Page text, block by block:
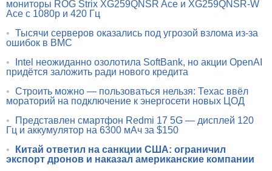
мониторы ROG Strix XG259QNSR Ace и XG259QNSR-W
Ace с 1080p и 420 Гц
• Тысячи серверов оказались под угрозой взлома из-за
ошибок в BMC
•
Intel неожиданно озолотила SoftBank, но акции OpenAI
придётся заложить ради нового кредита
• Строить можно — пользоваться нельзя: Техас ввёл
мораторий на подключение к энергосети новых ЦОД
•
Представлен смартфон Redmi 17 5G — дисплей 120
Гц и аккумулятор на 6300 мАч за $150
•
Китай ответил на санкции США: ограничил
экспорт дронов и наказал американские компании